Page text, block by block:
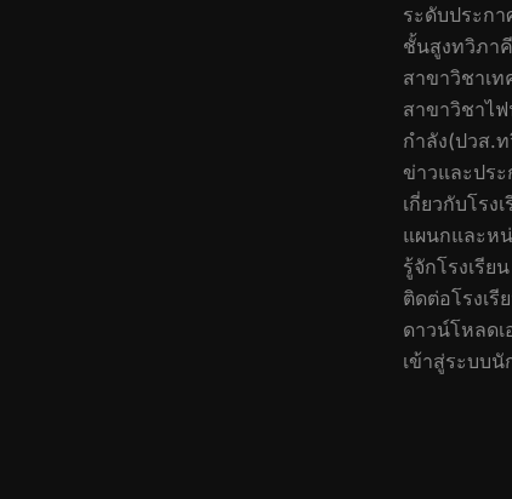
ระดับประก
ชั้นสูงทวิภา
สาขาวิชาเ
สาขาวิชาไ
กำลัง(ปวส.
ข่าวและปร
เกี่ยวกับโรง
แผนกและห
รู้จักโรงเรียน
ติดต่อโรงเรี
ดาวน์โหลดเ
เข้าสู่ระบบ